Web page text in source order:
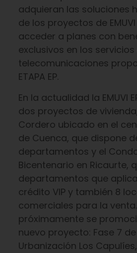
adquieran las soluciones
de los proyectos de EMUVI
acceder a planes con
exclusivos en los servicios
telecomunicaciones
ETAPA EP.
En la actualidad la EMUVI
dos proyectos de
Cordero ubicado en el
de Cuenca, que dispone
departamentos y el
Bicentenario en Ricaurte,
departamentos que
crédito VIP y también 8
comerciales para la
próximamente se
nuevo proyecto: Fase 7
Urbanización Los